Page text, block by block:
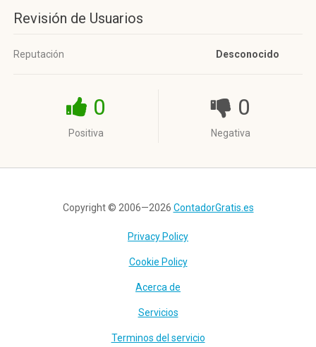
Revisión de Usuarios
Reputación Desconocido
0
Positiva
0
Negativa
Copyright © 2006—2026 ContadorGratis.es
Privacy Policy
Cookie Policy
Acerca de
Servicios
Terminos del servicio